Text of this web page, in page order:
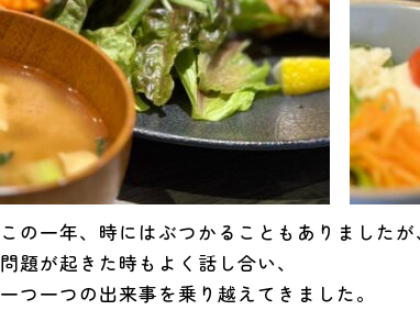
この一年、時にはぶつかることもありましたが
問題が起きた時もよく話し合い、
一つ一つの出来事を乗り越えてきました。